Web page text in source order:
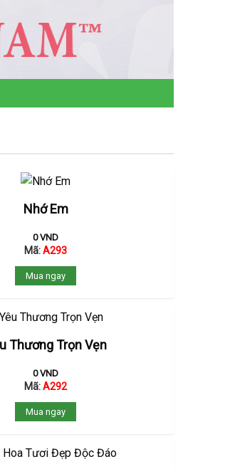
Nhớ Em
0VND
Mã:A293
Mua ngay
Thương Trọn Vẹn
0VND
Mã:A292
Mua ngay